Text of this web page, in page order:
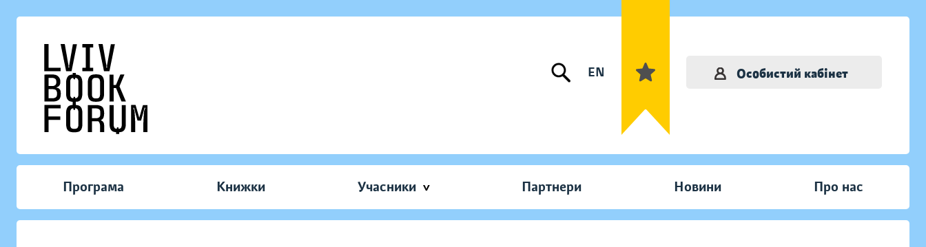
EN Особистий кабінет
Програма Книжки Учасники Партнери Новини Про нас